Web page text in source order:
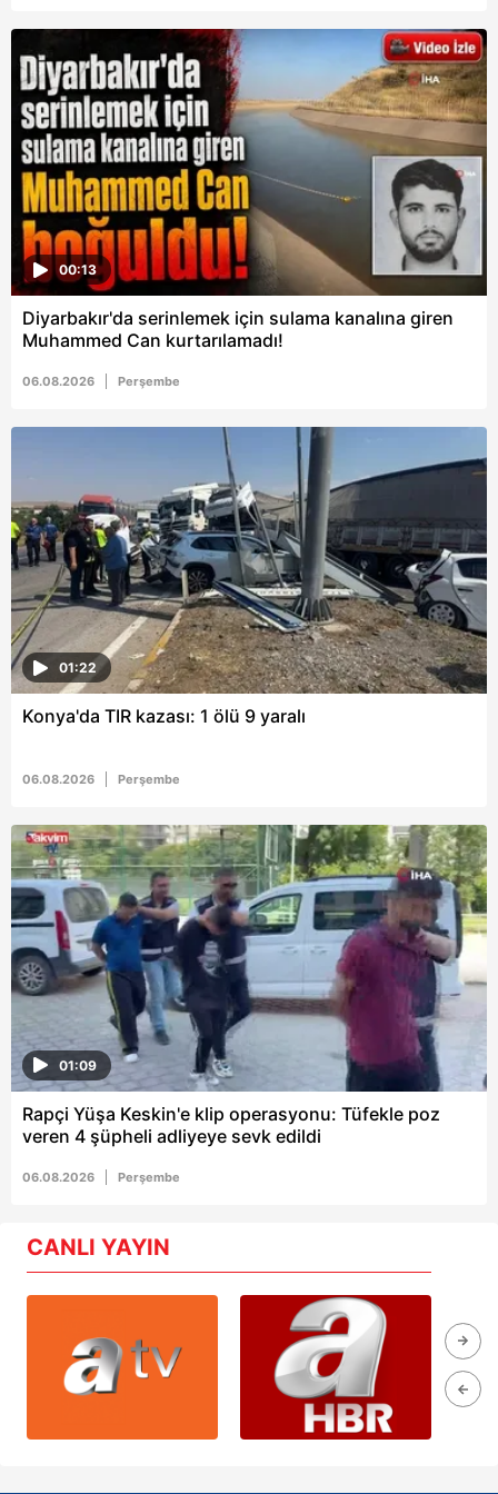
hazırlanmış Aydınlatma Metnimizi okumak ve sitemizde
ilgili mevzuata uygun olarak kullanılan çerezlerle ilgili bilgi
almak için lütfentıklayınız.
00:13
Diyarbakır'da serinlemek için sulama kanalına giren
Muhammed Can kurtarılamadı!
06.08.2026 Perşembe
01:22
Konya'da TIR kazası: 1 ölü 9 yaralı
06.08.2026 Perşembe
01:09
Rapçi Yüşa Keskin'e klip operasyonu: Tüfekle poz
veren 4 şüpheli adliyeye sevk edildi
06.08.2026 Perşembe
CANLI YAYIN